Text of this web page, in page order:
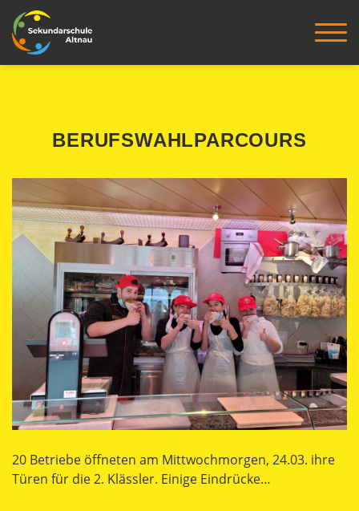
BERUFSWAHLPARCOURS
20 Betriebe öffneten am Mittwochmorgen, 24.03. ihre
Türen für die 2. Klässler. Einige Eindrücke…